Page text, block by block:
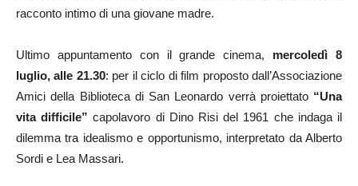
racconto intimo di una giovane madre.
Ultimo appuntamento con il grande cinema, mercoledì 8
luglio, alle 21.30: per il ciclo di film proposto dall’Associazione
Amici della Biblioteca di San Leonardo verrà proiettato “Una
vita difficile” capolavoro di Dino Risi del 1961 che indaga il
dilemma tra idealismo e opportunismo, interpretato da Alberto
Sordi e Lea Massari.